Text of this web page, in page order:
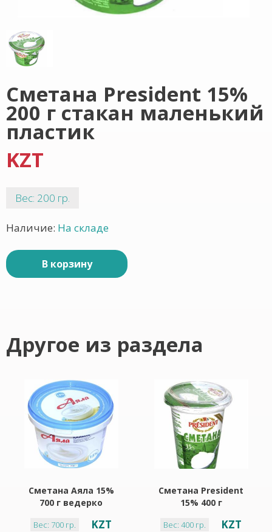
Сметана President 15%
200 г стакан маленький
пластик
KZT
Вес: 200 гр.
Наличие: На складе
В корзину
Другое из раздела
Сметана Аяла 15%
700 г ведерко
Вес: 700 гр. KZT
Сметана President
15% 400 г
Вес: 400 гр. KZT